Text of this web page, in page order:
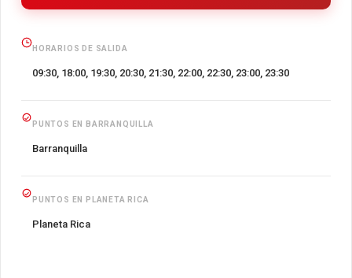
HORARIOS DE SALIDA
09:30, 18:00, 19:30, 20:30, 21:30, 22:00, 22:30, 23:00, 23:30
PUNTOS EN BARRANQUILLA
Barranquilla
PUNTOS EN PLANETA RICA
Planeta Rica